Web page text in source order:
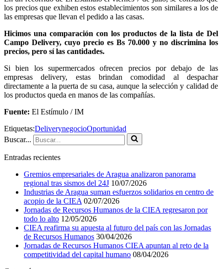
los precios que exhiben estos establecimientos son similares a los de
las empresas que llevan el pedido a las casas.
Hicimos una comparación con los productos de la lista de Del
Campo Delivery, cuyo precio es Bs 70.000 y no discrimina los
precios, pero sí las cantidades.
Si bien los supermercados ofrecen precios por debajo de las
empresas delivery, estas brindan comodidad al despachar
directamente a la puerta de su casa, aunque la selección y calidad de
los productos queda en manos de las compañías.
Fuente: El Estímulo / IM
Etiquetas:DeliverynegocioOportunidad
Buscar...
Entradas recientes
Gremios empresariales de Aragua analizaron panorama
regional tras sismos del 24J 10/07/2026
Industrias de Aragua suman esfuerzos solidarios en centro de
acopio de la CIEA 02/07/2026
Jornadas de Recursos Humanos de la CIEA regresaron por
todo lo alto 12/05/2026
CIEA reafirma su apuesta al futuro del país con las Jornadas
de Recursos Humanos 30/04/2026
Jornadas de Recursos Humanos CIEA apuntan al reto de la
competitividad del capital humano 08/04/2026